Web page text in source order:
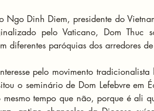
Ngo Dinh Diem, presidente do
pelo Vaticano, Dom Thuc
diferentes paróquias dos arredores
pelo movimento
o seminário de Dom Lefebvre em
tempo que não, porque é ali